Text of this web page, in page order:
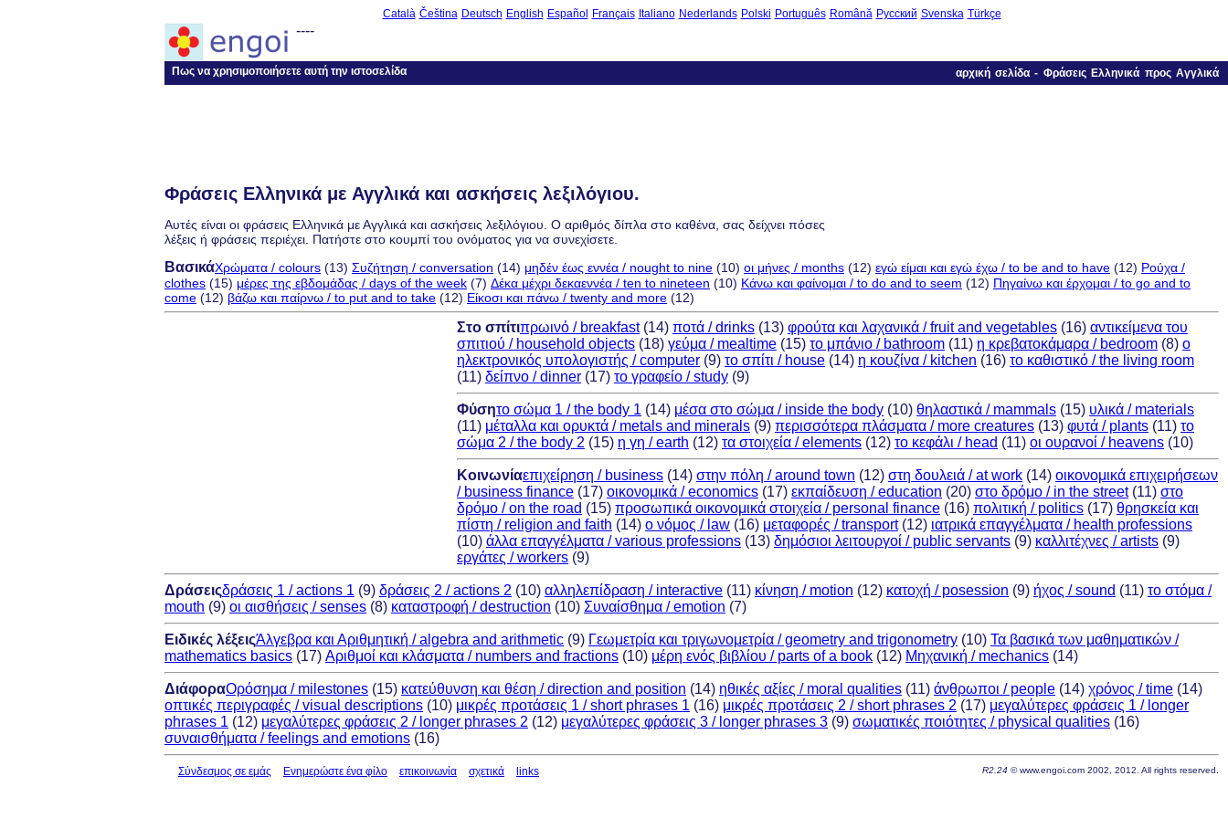
Català Čeština Deutsch English Español Français Italiano Nederlands Polski Português Română Русский Svenska Türkçe
----
Πως να χρησιμοποιήσετε αυτή την ιστοσελίδα αρχική σελίδα- Φράσεις Ελληνικά προς Αγγλικά
Φράσεις Ελληνικά με Αγγλικά και ασκήσεις λεξιλόγιου.
Αυτές είναι οι φράσεις Ελληνικά με Αγγλικά και ασκήσεις λεξιλόγιου. Ο αριθμός δίπλα στο καθένα, σας δείχνει πόσες
λέξεις ή φράσεις περιέχει. Πατήστε στο κουμπί του ονόματος για να συνεχίσετε.
ΒασικάΧρώματα / colours (13) Συζήτηση / conversation (14) μηδέν έως εννέα / nought to nine (10) οι μήνες / months (12) εγώ είμαι και εγώ έχω / to be and to have (12) Ρούχα /
clothes (15) μέρες της εβδομάδας / days of the week (7) Δέκα μέχρι δεκαεννέα / ten to nineteen (10) Κάνω και φαίνομαι / to do and to seem (12) Πηγαίνω και έρχομαι / to go and to
come (12) βάζω και παίρνω / to put and to take (12) Είκοσι και πάνω / twenty and more (12)
Στο σπίτιπρωινό / breakfast(14) ποτά / drinks (13) φρούτα και λαχανικά / fruit and vegetables (16) αντικείμενα του
σπιτιού / household objects (18) γεύμα / mealtime (15) το μπάνιο / bathroom (11) η κρεβατοκάμαρα / bedroom (8) ο
ηλεκτρονικός υπολογιστής / computer (9) το σπίτι / house (14) η κουζίνα / kitchen (16) το καθιστικό / the living room
(11) δείπνο / dinner (17) το γραφείο / study (9)
Φύσητο σώμα 1 / the body 1 (14) μέσα στο σώμα / inside the body (10) θηλαστικά / mammals (15) υλικά / materials
(11) μέταλλα και ορυκτά / metals and minerals (9) περισσότερα πλάσματα / more creatures (13) φυτά / plants (11) το
σώμα 2 / the body 2 (15) η γη / earth (12) τα στοιχεία / elements (12) το κεφάλι / head (11) οι ουρανοί / heavens (10)
Κοινωνίαεπιχείρηση / business (14) στην πόλη / around town (12) στη δουλειά / at work (14) οικονομικά επιχειρήσεων
/ business finance (17) οικονομικά / economics (17) εκπαίδευση / education (20) στο δρόμο / in the street(11) στο
δρόμο / on the road (15) προσωπικά οικονομικά στοιχεία / personal finance (16) πολιτική / politics (17) θρησκεία και
πίστη / religion and faith (14) ο νόμος / law (16) μεταφορές / transport(12) ιατρικά επαγγέλματα / health professions
(10) άλλα επαγγέλματα / various professions (13) δημόσιοι λειτουργοί / public servants (9) καλλιτέχνες / artists (9)
εργάτες / workers (9)
Δράσειςδράσεις 1 / actions 1 (9) δράσεις 2 / actions 2 (10) αλληλεπίδραση / interactive (11) κίνηση / motion (12) κατοχή / posession (9) ήχος / sound (11) το στόμα /
mouth (9) οι αισθήσεις / senses (8) καταστροφή / destruction (10) Συναίσθημα / emotion (7)
Ειδικές λέξειςΆλγεβρα και Αριθμητική / algebra and arithmetic (9) Γεωμετρία και τριγωνομετρία / geometry and trigonometry (10) Τα βασικά των μαθηματικών /
mathematics basics (17) Αριθμοί και κλάσματα / numbers and fractions (10) μέρη ενός βιβλίου / parts of a book (12) Μηχανική / mechanics (14)
ΔιάφοραΟρόσημα / milestones (15) κατεύθυνση και θέση / direction and position (14) ηθικές αξίες / moral qualities (11) άνθρωποι / people (14) χρόνος / time (14)
οπτικές περιγραφές / visual descriptions (10) μικρές προτάσεις 1 / short phrases 1 (16) μικρές προτάσεις 2 / short phrases 2 (17) μεγαλύτερες φράσεις 1 / longer
phrases 1 (12) μεγαλύτερες φράσεις 2 / longer phrases 2 (12) μεγαλύτερες φράσεις 3 / longer phrases 3 (9) σωματικές ποιότητες / physical qualities (16)
συναισθήματα / feelings and emotions (16)
Σύνδεσμος σε εμάς Ενημερώστε ένα φίλο επικοινωνία σχετικά links R2.24 © www.engoi.com 2002, 2012. All rights reserved.